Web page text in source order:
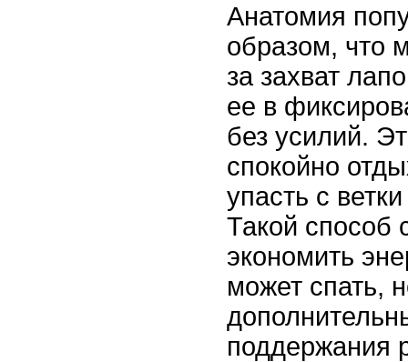
Анатомия
образом, что
за захват
ее в
без усилий.
спокойно
упасть с
Такой способ
экономить
может спать,
поддержания